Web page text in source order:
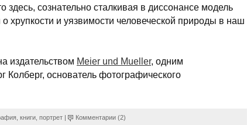
здесь, сознательно сталкивая в диссонансе модель
хрупкости и уязвимости человеческой природы в наш
издательством Meier und Mueller, одним
Колберг, основатель фотографического
книги портрет | Комментарии (2)